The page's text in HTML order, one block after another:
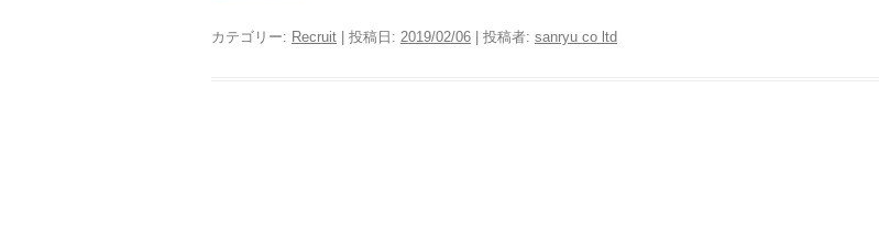
カテゴリー: Recruit | 投稿日: 2019/02/06 投稿者: sanryu co ltd